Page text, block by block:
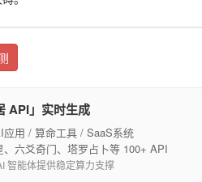
API」实时生成
用 / 算命工具 / SaaS系统
六爻奇门、塔罗占卜等 100+ API
智能体提供稳定算力支撑